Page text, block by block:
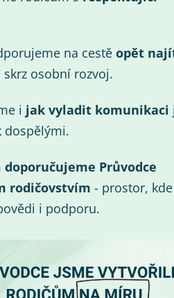
na cestě opět
skrz osobní rozvoj.
i jak vyladit komunikaci
dospělými.
doporučujeme Průvodce
rodičovstvím - prostor, kde
i podporu.